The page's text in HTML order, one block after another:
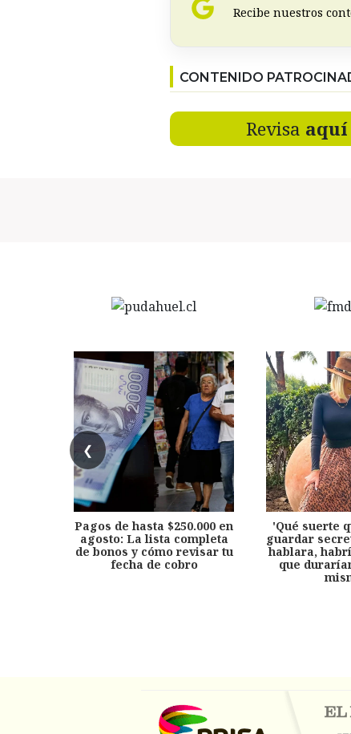
Recibe nuestros
CONTENIDO
Revisa
❮
Pagos de hasta $250.000 en
agosto: La lista completa
de bonos y cómo revisar tu
fecha de cobro
'Qué suerte
guardar
hablara,
que